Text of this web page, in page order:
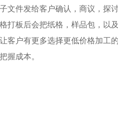
文件发给客户确认，商议，探
打板后会把纸格，样品包，以
客户有更多选择更低价格加工
握成本。